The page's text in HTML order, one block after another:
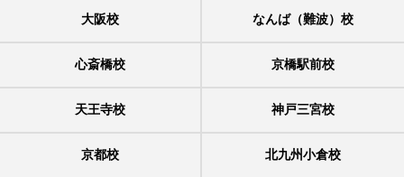
大阪校 なんば（難波）校
心斎橋校 京橋駅前校
天王寺校 神戸三宮校
京都校 北九州小倉校